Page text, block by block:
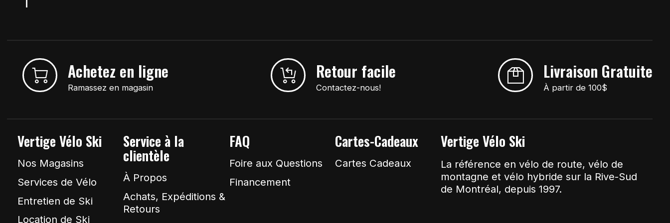
Achetez en ligne
Ramassez en magasin
Retour facile
Contactez-nous!
Livraison Gratuite
À partir de 100$
Vertige Vélo Ski
Nos Magasins
Services de Vélo
Entretien de Ski
Location de Ski
Service à la
clientèle
À Propos
Achats, Expéditions &
Retours
FAQ
Foire aux Questions
Financement
Cartes-Cadeaux
Cartes Cadeaux
Vertige Vélo Ski
La référence en vélo de route, vélo de
montagne et vélo hybride sur la Rive-Sud
de Montréal, depuis 1997.